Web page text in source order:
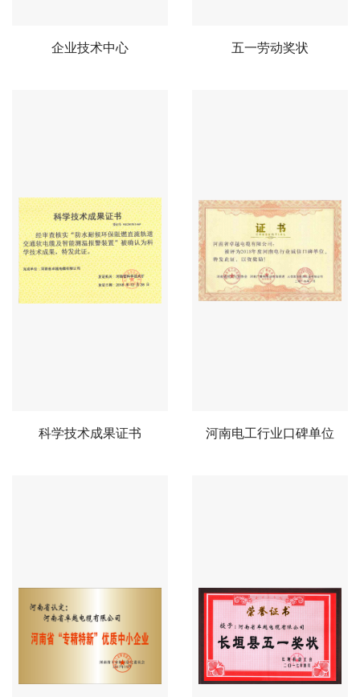
企业技术中心 五一劳动奖状
科学技术成果证书 河南电工行业口碑单位